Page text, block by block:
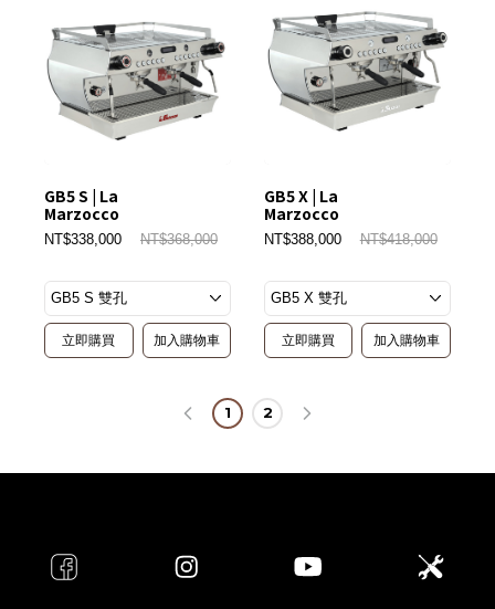
GB5 S | La
Marzocco
NT$338,000 NT$368,000
立即購買 加入購物車
GB5 X | La
Marzocco
NT$388,000 NT$418,000
立即購買 加入購物車
1 2